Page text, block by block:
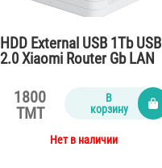
HDD External USB 1Tb USB
2.0 Xiaomi Router Gb LAN
1800
TMT
В
корзину
Нет в наличии